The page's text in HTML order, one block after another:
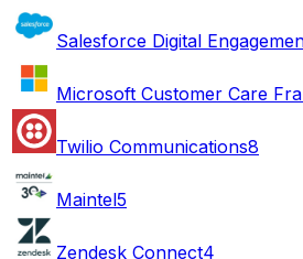
Salesforce Digital
Microsoft Customer Care
Twilio Communications8
Maintel5
Zendesk Connect4